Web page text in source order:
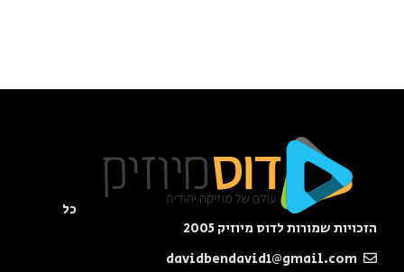
כל
הזכויות שמורות לדוס מיוזיק 2005